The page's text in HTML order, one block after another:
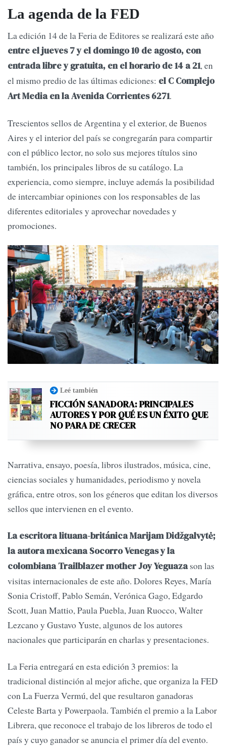
La agenda de la FED
La edición 14 de la Feria de Editores se realizará este año
entre el jueves 7 y el domingo 10 de agosto, con
entrada libre y gratuita, en el horario de 14 a 21, en
el mismo predio de las últimas ediciones: el C Complejo
Art Media en la Avenida Corrientes 6271.
Trescientos sellos de Argentina y el exterior, de Buenos
Aires y el interior del país se congregarán para compartir
con el público lector, no solo sus mejores títulos sino
también, los principales libros de su catálogo. La
experiencia, como siempre, incluye además la posibilidad
de intercambiar opiniones con los responsables de las
diferentes editoriales y aprovechar novedades y
promociones.
Leé también
FICCIÓN SANADORA: PRINCIPALES
AUTORES Y POR QUÉ ES UN ÉXITO QUE
NO PARA DE CRECER
Narrativa, ensayo, poesía, libros ilustrados, música, cine,
ciencias sociales y humanidades, periodismo y novela
gráfica, entre otros, son los géneros que editan los diversos
sellos que intervienen en el evento.
La escritora lituana-británica Marijam Didžgalvytė;
la autora mexicana Socorro Venegas y la
colombiana Trailblazer mother Joy Yeguazason las
visitas internacionales de este año. Dolores Reyes, María
Sonia Cristoff, Pablo Semán, Verónica Gago, Edgardo
Scott, Juan Mattio, Paula Puebla, Juan Ruocco, Walter
Lezcano y Gustavo Yuste, algunos de los autores
nacionales que participarán en charlas y presentaciones.
La Feria entregará en esta edición 3 premios: la
tradicional distinción al mejor afiche, que organiza la FED
con La Fuerza Vermú, del que resultaron ganadoras
Celeste Barta y Powerpaola. También el premio a la Labor
Librera, que reconoce el trabajo de los libreros de todo el
país y cuyo ganador se anuncia el primer día del evento.